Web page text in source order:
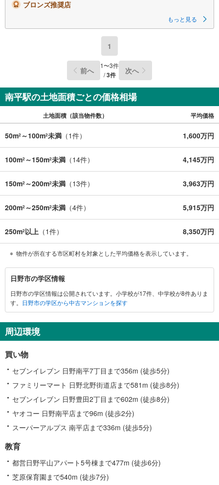
ブロンズ推奨店
もっと見る
1
前へ 1〜3件
/3件 次へ
南平駅の土地面積ごとの価格相場
土地面積（該当物件数） 平均価格
50m2 ～100m2未満 （1件） 1,600万円
100m2 ～150m2未満 （14件） 4,145万円
150m2 ～200m2未満 （13件） 3,963万円
200m2 ～250m2未満 （4件） 5,915万円
250m2以上 （1件） 8,350万円
物件が所在する市区町村を対象とした平均価格を表示しています。
日
野
市
に
す
る
報
日野市の学区情報
日野市の学区情報は公開されています。小学校が17件、中学校が8件ありま
す。 日野市の学区から中古マンションを探す
周辺環境
買い物
セブンイレブン 日野南平7丁目まで356m (徒歩5分)
ファミリーマート 日野北野街道店まで581m (徒歩8分)
セブンイレブン 日野豊田2丁目まで602m (徒歩8分)
ヤオコー 日野南平店まで96m (徒歩2分)
スーパーアルプス 南平店まで336m (徒歩5分)
教育
都営日野平山アパート5号棟まで477m (徒歩6分)
芝原保育園まで540m (徒歩7分)